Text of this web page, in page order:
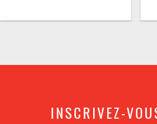
INSCRIVEZ-